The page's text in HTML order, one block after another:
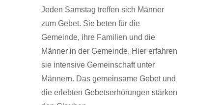
Jeden Samstag treffen sich Männer
zum Gebet. Sie beten für die
Gemeinde, ihre Familien und die
Männer in der Gemeinde. Hier erfahren
sie intensive Gemeinschaft unter
Männern. Das gemeinsame Gebet und
die erlebten Gebetserhörungen stärken